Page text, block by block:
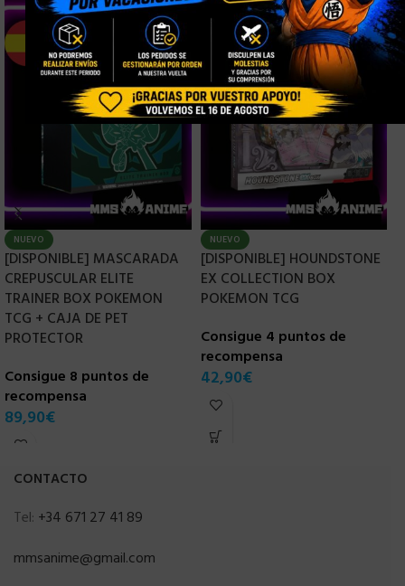
NUEVO
[DISPONIBLE] MASCARADA
CREPUSCULAR ELITE
TRAINER BOX POKEMON
TCG + CAJA DE PET
PROTECTOR
Consigue 8 puntos de
recompensa
89,90€
NUEVO
[DISPONIBLE] HOUNDSTONE
EX COLLECTION BOX
POKEMON TCG
Consigue 4 puntos de
recompensa
42,90€
CONTACTO
Tel: +34 671 27 41 89
mmsanime@gmail.com